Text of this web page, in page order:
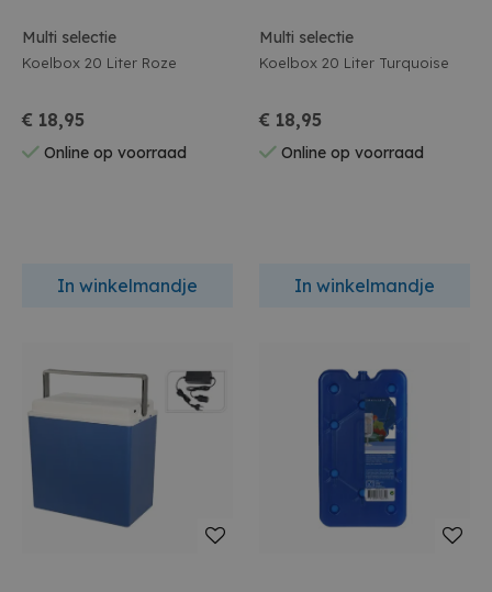
Multi selectie
Koelbox 20 Liter Roze
€ 18,95
Online op voorraad
In winkelmandje
Multi selectie
Koelbox 20 Liter Turquoise
€ 18,95
Online op voorraad
In winkelmandje